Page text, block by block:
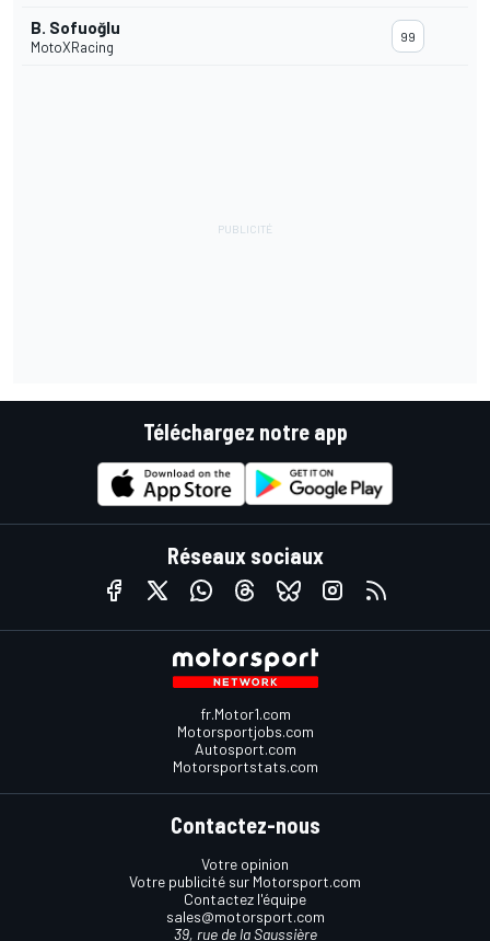
B. Sofuoğlu
MotoXRacing
99
Téléchargez notre app
Réseaux sociaux
fr.Motor1.com
Motorsportjobs.com
Autosport.com
Motorsportstats.com
Contactez-nous
Votre opinion
Votre publicité sur Motorsport.com
Contactez l'équipe
sales@motorsport.com
39, rue de la Saussière